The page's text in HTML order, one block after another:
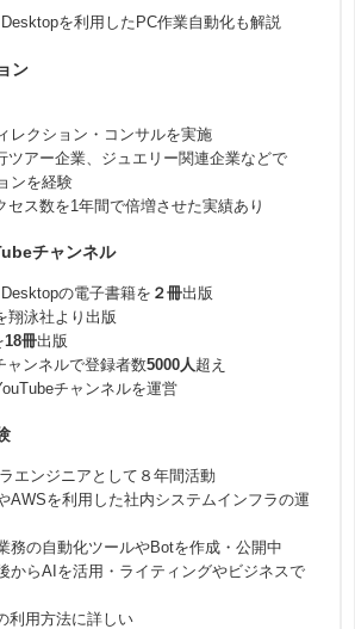
を利用したPC作業自動化も解説
ン
レクション・コンサルを実施
ツアー企業、ジュエリー関連企業などで
ンを経験
セス数を1年間で倍増させた実績あり
チャンネル
の電子書籍を ２冊出版
翔泳社より出版
18冊出版
ャンネルで登録者数5000人 超え
チャンネルを運営
エンジニアとして８年間活動
AWSを利用した社内システムインフラの運
務の自動化ツールやBotを作成・公開中
からAIを活用・ライティングやビジネスで
利用方法に詳しい